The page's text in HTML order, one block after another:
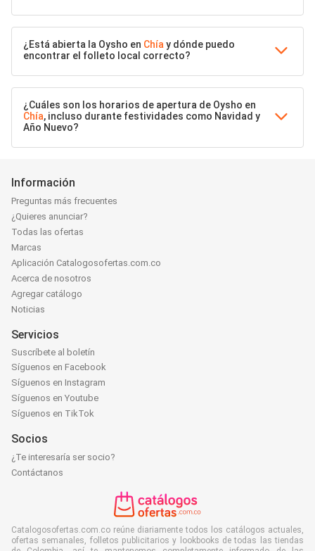
¿Está abierta la Oysho en Chía y dónde puedo
encontrar el folleto local correcto?
¿Cuáles son los horarios de apertura de Oysho en
Chía, incluso durante festividades como Navidad y
Año Nuevo?
Información
Preguntas más frecuentes
¿Quieres anunciar?
Todas las ofertas
Marcas
Aplicación Catalogosofertas.com.co
Acerca de nosotros
Agregar catálogo
Noticias
Servicios
Suscríbete al boletín
Síguenos en Facebook
Síguenos en Instagram
Síguenos en Youtube
Síguenos en TikTok
Socios
¿Te interesaría ser socio?
Contáctanos
Catalogosofertas.com.co reúne diariamente todos los catálogos actuales,
ofertas semanales, folletos publicitarios y lookbooks de todas las tiendas